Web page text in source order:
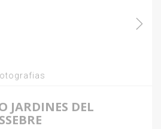
JARDINES DEL